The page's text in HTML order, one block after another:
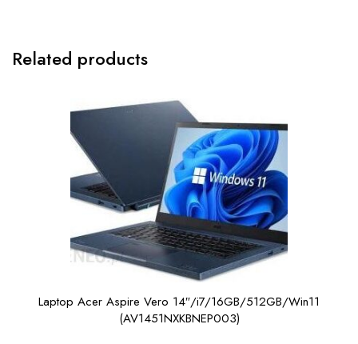
Related products
Laptop Acer Aspire Vero 14″/i7/16GB/512GB/Win11
(AV1451NXKBNEP003)